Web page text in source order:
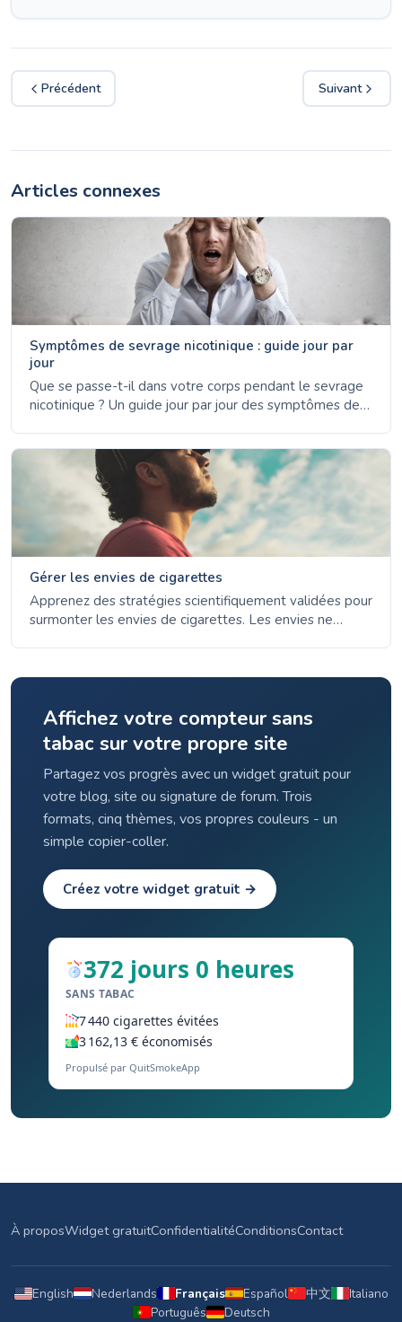
Précédent Suivant
Articles connexes
Symptômes de sevrage nicotinique : guide jour par
jour
Que se passe-t-il dans votre corps pendant le sevrage
nicotinique ? Un guide jour par jour des symptômes de
Gérer les envies de cigarettes
Apprenez des stratégies scientifiquement validées pour
surmonter les envies de cigarettes. Les envies ne
Affichez votre compteur sans
tabac sur votre propre site
Partagez vos progrès avec un widget gratuit pour
votre blog, site ou signature de forum. Trois
formats, cinq thèmes, vos propres couleurs - un
simple copier-coller.
Créez votre widget gratuit →
372 jours 0 heures
SANS TABAC
7 440 cigarettes évitées
3 162,13 € économisés
Propulsé par QuitSmokeApp
À proposWidget gratuitConfidentialitéConditionsContact
English Nederlands Français Español 中文
Italiano
Português
Deutsch